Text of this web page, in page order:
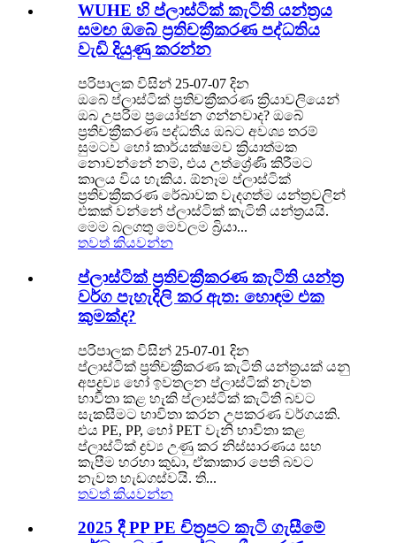
WUHE හි ප්ලාස්ටික් කැටිති යන්ත්‍රය
සමඟ ඔබේ ප්‍රතිචක්‍රීකරණ පද්ධතිය
වැඩි දියුණු කරන්න
පරිපාලක විසින් 25-07-07 දින
ඔබේ ප්ලාස්ටික් ප්‍රතිචක්‍රීකරණ ක්‍රියාවලියෙන්
ඔබ උපරිම ප්‍රයෝජන ගන්නවාද? ඔබේ
ප්‍රතිචක්‍රීකරණ පද්ධතිය ඔබට අවශ්‍ය තරම්
සුමටව හෝ කාර්යක්ෂමව ක්‍රියාත්මක
නොවන්නේ නම්, එය උත්ශ්‍රේණි කිරීමට
කාලය විය හැකිය. ඕනෑම ප්ලාස්ටික්
ප්‍රතිචක්‍රීකරණ රේඛාවක වැදගත්ම යන්ත්‍රවලින්
එකක් වන්නේ ප්ලාස්ටික් කැටිති යන්ත්‍රයයි.
මෙම බලගතු මෙවලම බ්‍රියා...
තවත් කියවන්න
ප්ලාස්ටික් ප්‍රතිචක්‍රීකරණ කැටිති යන්ත්‍ර
වර්ග පැහැදිලි කර ඇත: හොඳම එක
කුමක්ද?
පරිපාලක විසින් 25-07-01 දින
ප්ලාස්ටික් ප්‍රතිචක්‍රීකරණ කැටිති යන්ත්‍රයක් යනු
අපද්‍රව්‍ය හෝ ඉවතලන ප්ලාස්ටික් නැවත
භාවිතා කළ හැකි ප්ලාස්ටික් කැටිති බවට
සැකසීමට භාවිතා කරන උපකරණ වර්ගයකි.
එය PE, PP, හෝ PET වැනි භාවිතා කළ
ප්ලාස්ටික් ද්‍රව්‍ය උණු කර නිස්සාරණය සහ
කැපීම හරහා කුඩා, ඒකාකාර පෙති බවට
නැවත හැඩගස්වයි. ති...
තවත් කියවන්න
2025 දී PP PE චිත්‍රපට කැටි ගැසීමේ